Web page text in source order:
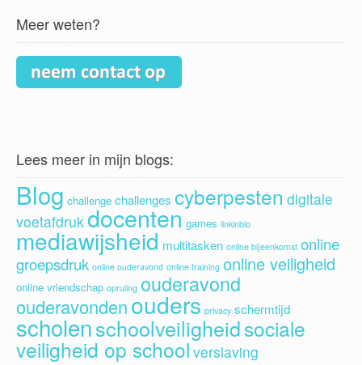
Meer weten?
Lees meer in mijn blogs:
Blog challenge challenges cyberpesten digitale
voetafdrukdocenten games linkinbio
mediawijsheid multitasken online bijeenkomst online
groepsdruk online ouderavond online training online veiligheid
online vriendschap opruiing ouderavond
ouderavondenouders privacy schermtijd
scholenschoolveiligheidsociale
veiligheid op school verslaving